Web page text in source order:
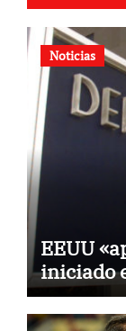
Noticias
EEUU
iniciado